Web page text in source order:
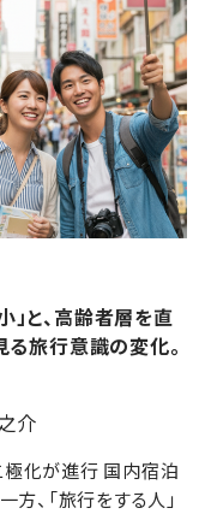
と、高齢者層を直
る旅行意識の変化。
介
化が進行 国内宿泊
、「旅行をする人」